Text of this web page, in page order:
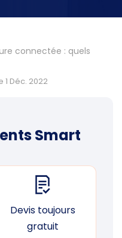
connectée : quels
1 Déc. 2022
Smart
Devis toujours
gratuit